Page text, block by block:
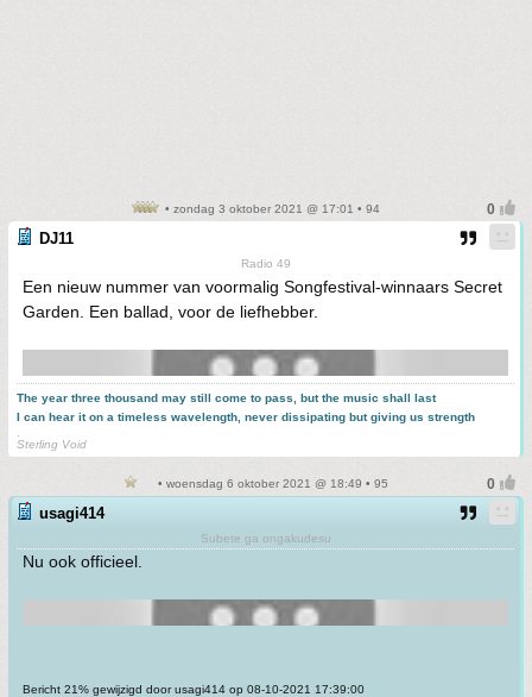
• zondag 3 oktober 2021 @ 17:01 • 94
DJ11
Radio 49
Een nieuw nummer van voormalig Songfestival-winnaars Secret
Garden. Een ballad, voor de liefhebber.
The year three thousand may still come to pass, but the music shall last
I can hear it on a timeless wavelength, never dissipating but giving us strength
Sterling Void
• woensdag 6 oktober 2021 @ 18:49 • 95
usagi414
Subete ga ongakudesu
Nu ook officieel.
Bericht 21% gewijzigd door usagi414 op 08-10-2021 17:39:00